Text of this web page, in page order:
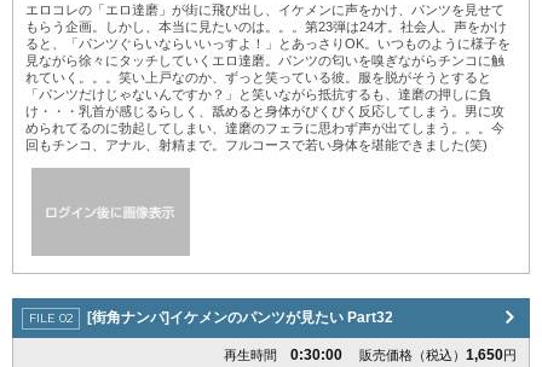
エロコレの「エロ達磨」が街に飛び出し、イケメンに声をかけ、パンツを見せて
もらう企画。しかし、本当に見たいのは。。。第23弾は24才。社会人。声をかけ
ると、「パンツぐらいならいいっすよ！」とあっさりOK。いつものように様子を
見ながら徐々にタッチしていくエロ達磨。パンツの匂いを嗅ぎながらチンコに触
れていく。。。笑い上戸なのか、ずっと笑っている彼。服を脱がそうとすると
「パンツだけじゃないんですか？」と笑いながら抵抗するも、達磨の押しに負
け・・・乳首が感じるらしく、舐めると身体がぴくぴく反応してしまう。男に攻
められてるのに勃起してしまい、達磨のフェラに思わず声が出てしまう。。。今
回もチンコ、アナル、射精まで。フルコースで若い身体を堪能できました(笑)
[街角ナンパ]イケメンのパンツが見たい Part32
再生時間 0:30:00 販売価格（税込） 1,650円